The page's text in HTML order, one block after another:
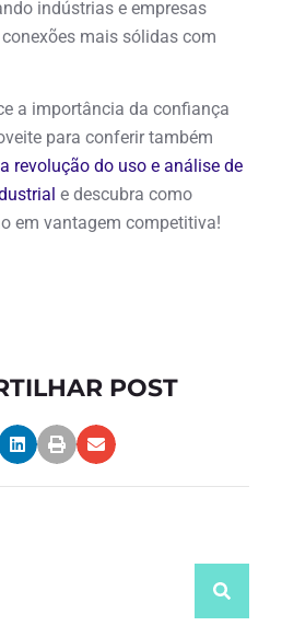
indústrias e empresas
mais sólidas com
a importância da confiança
para conferir também
a revolução do uso e análise de
e descubra como
em vantagem competitiva!
POST